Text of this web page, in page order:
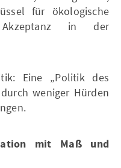
für ökologische
Akzeptanz in der
Eine „Politik des
weniger Hürden
mit Maß und